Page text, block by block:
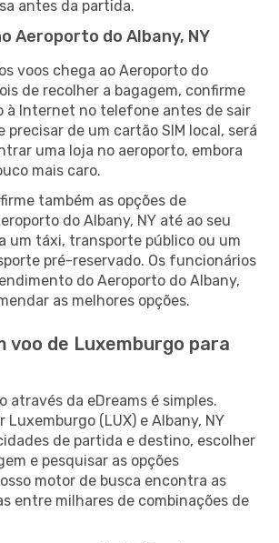
antes da partida.
Aeroporto do Albany, NY
voos chega ao Aeroporto do
de recolher a bagagem, confirme
à Internet no telefone antes de sair
precisar de um cartão SIM local, será
uma loja no aeroporto, embora
mais caro.
também as opções de
do Albany, NY até ao seu
um táxi, transporte público ou um
pré-reservado. Os funcionários
do Aeroporto do Albany,
as melhores opções.
voo de Luxemburgo para
através da eDreams é simples.
(LUX) e Albany, NY
de partida e destino, escolher
e pesquisar as opções
motor de busca encontra as
entre milhares de combinações de